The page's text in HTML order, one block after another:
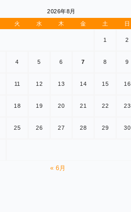
2026年8月
火 水 木 金 土 日
1 2
4 5 6 7 8 9
11 12 13 14 15 16
18 19 20 21 22 23
25 26 27 28 29 30
« 6月